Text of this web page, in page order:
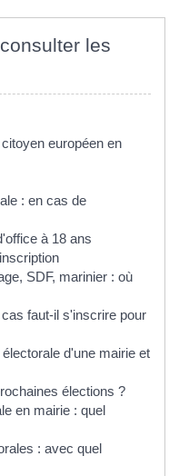
les
européen en
: en cas de
à 18 ans
SDF, marinier : où
faut-il s'inscrire pour
d'une mairie et
élections ?
en mairie : quel
: avec quel